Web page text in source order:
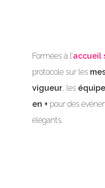
Formées à l’accueil
protocole sur les
vigueur, les
en + pour des
élégants.